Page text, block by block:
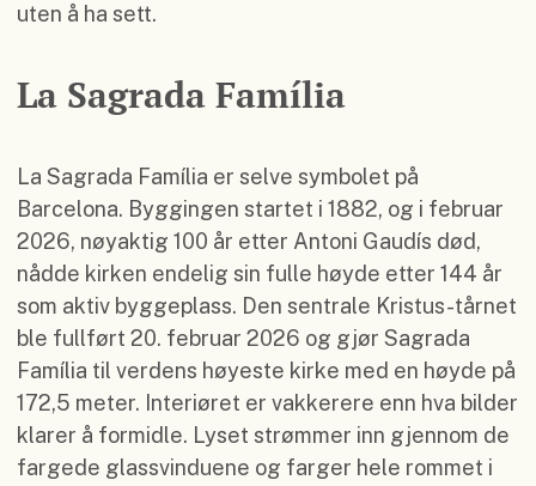
uten å ha sett.
La Sagrada Família
La Sagrada Família er selve symbolet på
Barcelona. Byggingen startet i 1882, og i februar
2026, nøyaktig 100 år etter Antoni Gaudís død,
nådde kirken endelig sin fulle høyde etter 144 år
som aktiv byggeplass. Den sentrale Kristus-tårnet
ble fullført 20. februar 2026 og gjør Sagrada
Família til verdens høyeste kirke med en høyde på
172,5 meter. Interiøret er vakkerere enn hva bilder
klarer å formidle. Lyset strømmer inn gjennom de
fargede glassvinduene og farger hele rommet i